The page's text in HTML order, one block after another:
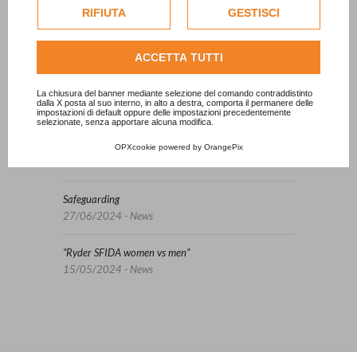
esclusivamente previa acquisizione del consenso
RIFIUTA GESTISCI
ACCETTA TUTTI
La chiusura del banner mediante selezione del comando contraddistinto
dalla X posta al suo interno, in alto a destra, comporta il permanere delle
impostazioni di default oppure delle impostazioni precedentemente
selezionate, senza apportare alcuna modifica.
OPXcookie powered by OrangePix
ISCRIVITI ALLA NEWSLETTER
Altri post
Lunedì 20 e martedì 21 aprile carotatura green
Safeguarding
27/06/2024 - News
“Ryder SFIDA women vs men”
15/05/2024 - News